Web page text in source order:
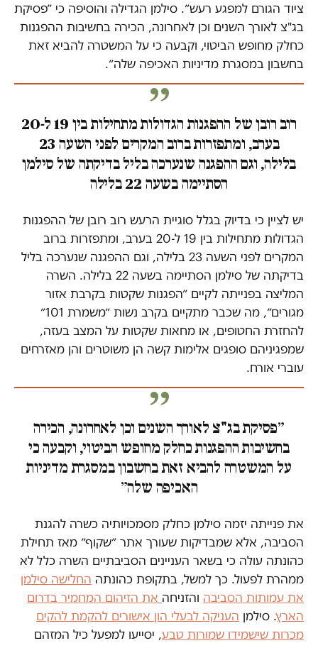
ציוד הגורם למפגע רעש״. סילמן הגדילה והוסיפה כי ״פסיקת
בג"צ לאורך השנים וכן לאחרונה, הכירה בחשיבות ההפגנות
כחלק מחופש הביטוי, וקבעה כי על המשטרה להביא זאת
בחשבון במסגרת מדיניות האכיפה שלה״.
רוב רובן של ההפגנות הגדולות מתחילות בין 19 ל-20
בערב, ומתפזרות ברוב המקרים לפני השעה 23
בלילה, וגם ההפגנה שנערכה בליל בדיקתה של סילמן
הסתיימה בשעה 22 בלילה
יש לציין כי בדיוק בגלל סוגיית הרעש רוב רובן של ההפגנות
הגדולות מתחילות בין 19 ל-20 בערב, ומתפזרות ברוב
המקרים לפני השעה 23 בלילה, וגם ההפגנה שנערכה בליל
בדיקתה של סילמן הסתיימה בשעה 22 בלילה. השרה
המליצה בפנייתה לקיים ״הפגנות שקטות בקרבת אזור
מגורים״, מה שכבר מתקיים בקרב נשות ״משמרת 101״
להחזרת החטופים, או מחאות שקטות על המצב בעזה,
שמפגיניהם סופגים אלימות קשה הן משוטרים והן מאזרחים
עוברי אורח.
״פסיקת בג"צ לאורך השנים וכן לאחרונה, הכירה
בחשיבות ההפגנות כחלק מחופש הביטוי, וקבעה כי
על המשטרה להביא זאת בחשבון במסגרת מדיניות
האכיפה שלה״
את פנייתה יזמה סילמן כחלק מסמכויותיה כשרה להגנת
הסביבה, אלא שמבדיקות שעורך אתר ״שקוף״ מאז תחילת
כהונתה עולה כי בשאר העניינים הסביבתיים השרה כלל לא
ממהרת לפעול. כך למשל, בתקופת כהונתה החלישה סילמן
את עמותות הסביבה והזניחה את הזיהום המחמיר בדרום
הארץ. סילמן העניקה לבעלי הון אישורים להקמת להקים
מכרות שישמידו שמורות טבע, יסייעו למפעל כיל המזהם